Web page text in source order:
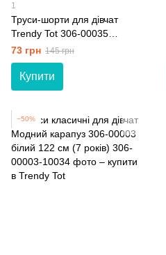
1
Труси-шорти для дівчат
Trendy Tot 306-00035
кораловий 86 см (18 мiс.)
73 грн 145 грн
Купити
−50%